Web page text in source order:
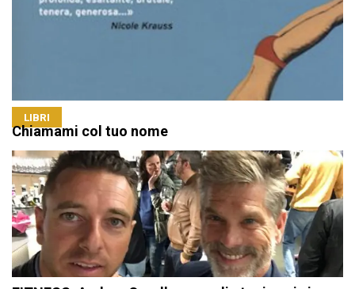
LIBRI
Chiamami col tuo nome